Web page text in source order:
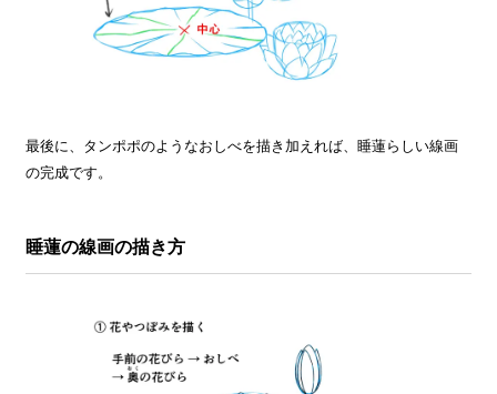
最後に、タンポポのようなおしべを描き加えれば、睡蓮らしい線画
の完成です。
睡蓮の線画の描き方